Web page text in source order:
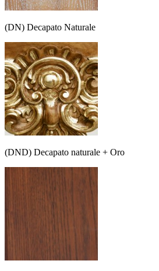
(DN) Decapato Naturale
(DND) Decapato naturale + Oro